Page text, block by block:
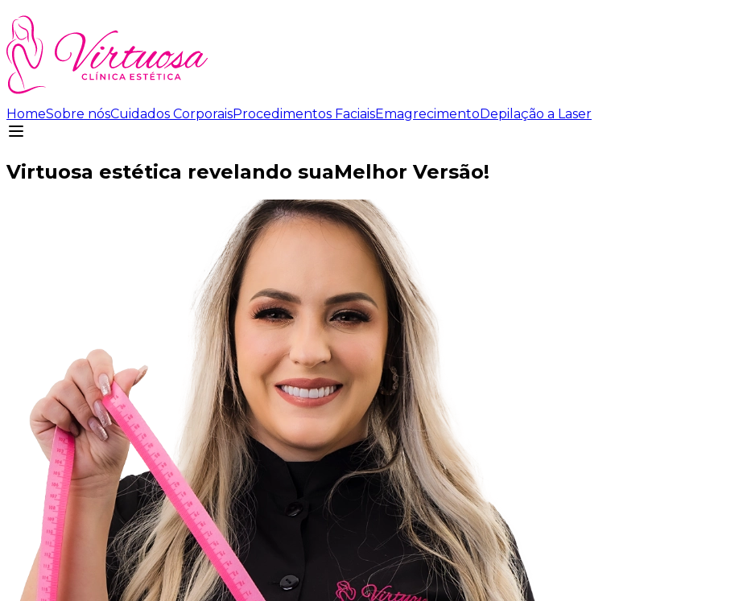
HomeSobre nósCuidados CorporaisProcedimentos FaciaisEmagrecimentoDepilação a Laser
Virtuosa estética revelando suaMelhor Versão!